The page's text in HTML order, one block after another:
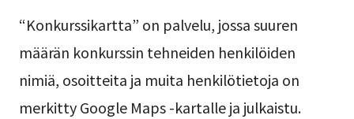
“Konkurssikartta” on palvelu, jossa suuren
määrän konkurssin tehneiden henkilöiden
nimiä, osoitteita ja muita henkilötietoja on
merkitty Google Maps -kartalle ja julkaistu.